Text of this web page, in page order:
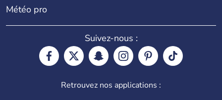
Météo pro
Suivez-nous :
Retrouvez nos applications :